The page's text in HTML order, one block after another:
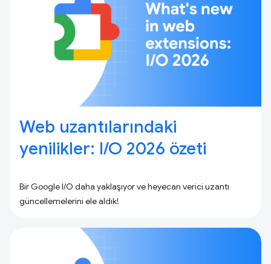
Web uzantılarındaki
yenilikler: I / O 2026 özeti
Bir Google I/O daha yaklaşıyor ve heyecan verici uzantı
güncellemelerini ele aldık!